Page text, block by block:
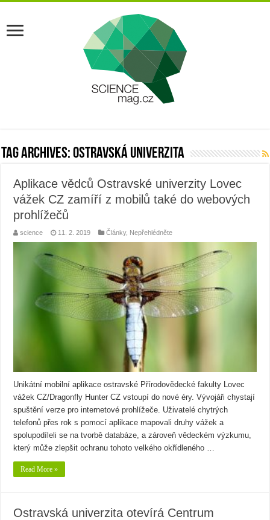
Tag Archives:ostravská univerzita
Aplikace vědců Ostravské univerzity Lovec
vážek CZ zamíří z mobilů také do webových
prohlížečů
science 11. 2. 2019 Články, Nepřehlédněte
Unikátní mobilní aplikace ostravské Přírodovědecké fakulty Lovec
vážek CZ/Dragonfly Hunter CZ vstoupí do nové éry. Vývojáři chystají
spuštění verze pro internetové prohlížeče. Uživatelé chytrých
telefonů přes rok s pomocí aplikace mapovali druhy vážek a
spolupodíleli se na tvorbě databáze, a zároveň vědeckém výzkumu,
který může zlepšit ochranu tohoto velkého okřídleného …
Read More »
Ostravská univerzita otevírá Centrum